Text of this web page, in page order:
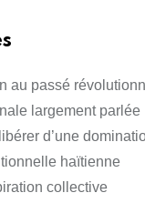
au passé
largement parlée
d’une
haïtienne
collective